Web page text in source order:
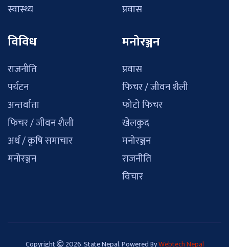
स्वास्थ्य
प्रवास
विविध
राजनीति
पर्यटन
अन्तर्वाता
फिचर / जीवन शैली
अर्थ / कृषि समाचार
मनोरञ्जन
मनोरञ्जन
प्रवास
फिचर / जीवन शैली
फोटो फिचर
खेलकुद
मनोरञ्जन
राजनीति
विचार
Copyright 2026, State Nepal. Powered ByWebtech Nepal